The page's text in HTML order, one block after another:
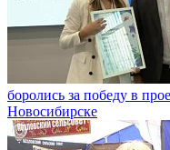
боролись за победу в
Новосибирске